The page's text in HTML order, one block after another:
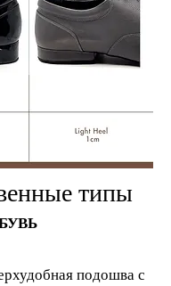
типы
подошва с